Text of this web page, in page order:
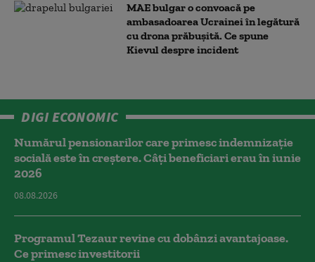
MAE bulgar o convoacă pe
ambasadoarea Ucrainei în legătură
cu drona prăbuşită. Ce spune
Kievul despre incident
DIGI ECONOMIC
Numărul pensionarilor care primesc indemnizaţie
socială este în creștere. Câți beneficiari erau în iunie
2026
08.08.2026
Programul Tezaur revine cu dobânzi avantajoase.
Ce primesc investitorii